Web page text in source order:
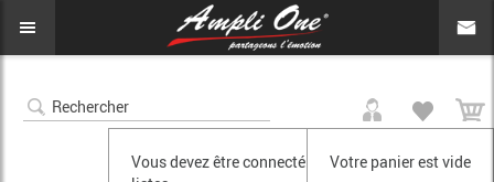
SE CONNECTER
Vous devez être connecté pour accéder à vos
Votre panier est vide